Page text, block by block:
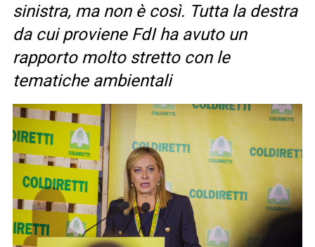
sinistra, ma non è così. Tutta la destra
da cui proviene FdI ha avuto un
rapporto molto stretto con le
tematiche ambientali